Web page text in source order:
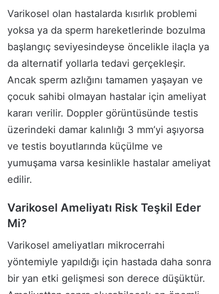
Varikosel olan hastalarda kısırlık problemi
yoksa ya da sperm hareketlerinde bozulma
başlangıç seviyesindeyse öncelikle ilaçla ya
da alternatif yollarla tedavi gerçekleşir.
Ancak sperm azlığını tamamen yaşayan ve
çocuk sahibi olmayan hastalar için ameliyat
kararı verilir. Doppler görüntüsünde testis
üzerindeki damar kalınlığı 3 mm’yi aşıyorsa
ve testis boyutlarında küçülme ve
yumuşama varsa kesinlikle hastalar ameliyat
edilir.
Varikosel Ameliyatı Risk Teşkil Eder
Mi?
Varikosel ameliyatları mikrocerrahi
yöntemiyle yapıldığı için hastada daha sonra
bir yan etki gelişmesi son derece düşüktür.